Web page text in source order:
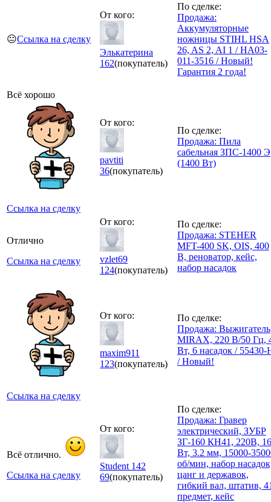
😐Ссылка на сделку
От кого:
Элькатерина
162(покупатель)
По сделке:
Продажа:
Аккумуляторные
ножницы STIHL HSA
26, AS 2, AI 1 / HA03-
011-3516 / Новый!
Гарантия 2 года!
Всё хорошо
Ссылка на сделку
От кого:
pavtiti
36(покупатель)
По сделке:
Продажа: Пила
сабельная ЗПС-1400 Э
(1400 Вт)
Отлично
Ссылка на сделку
От кого:
vzlet69
124(покупатель)
По сделке:
Продажа: STEHER
MFT-400 SK, OIS, 400
В, реноватор, кейс,
набор насадок
Ссылка на сделку
От кого:
maxim911
123(покупатель)
По сделке:
Продажа: Выжигатель
MIRAX, 220 В/50 Гц,
Вт, 6 насадок / 55430-
/ Новый!
Всё отлично.
Ссылка на сделку
От кого:
Student 142
69(покупатель)
По сделке:
Продажа: Гравер
электрический, ЗУБР
ЗГ-160 КН41, 220В,
Вт, 3.2 мм, 15000-
об/мин, набор
цанг и державок,
гибкий вал, штатив,
предмет, кейс